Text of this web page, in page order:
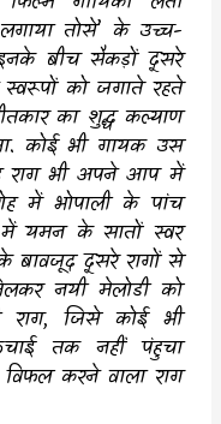
तोसे’ के उच्च-
बीच सैकड़ों दूसरे
को जगाते रहते
का शुद्ध कल्याण
कोई भी गायक उस
राग भी अपने आप में
में भोपाली के पांच
यमन के सातों स्वर
बावजूद दूसरे रागों से
नयी मेलोडी को
, जिसे कोई भी
तक नहीं पंहुचा
करने वाला राग